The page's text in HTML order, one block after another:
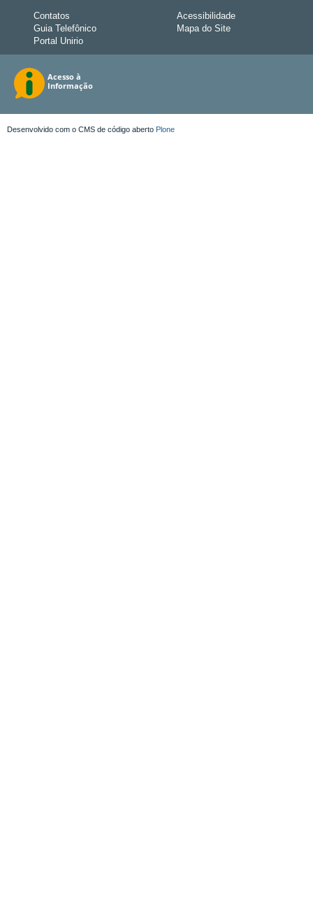
Contatos
Guia Telefônico
Portal Unirio
Acessibilidade
Mapa do Site
Desenvolvido com o CMS de código aberto Plone